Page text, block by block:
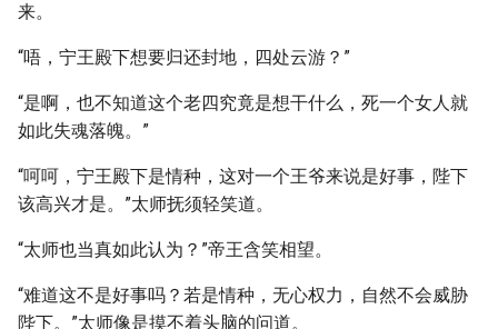
来。
“唔，宁王殿下想要归还封地，四处云游？”
“是啊，也不知道这个老四究竟是想干什么，死一个女人就
如此失魂落魄。”
“呵呵，宁王殿下是情种，这对一个王爷来说是好事，陛下
该高兴才是。”太师抚须轻笑道。
“太师也当真如此认为？”帝王含笑相望。
“难道这不是好事吗？若是情种，无心权力，自然不会威胁
陛下。”太师像是摸不着头脑的问道。